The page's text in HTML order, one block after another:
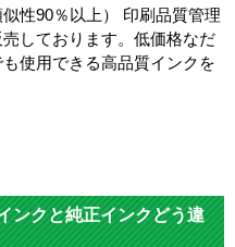
タ
ー
顔料
換インク
性90％以上） 印刷品質管理
しております。低価格なだ
使用できる高品質インクを
ンクと純正インクどう違